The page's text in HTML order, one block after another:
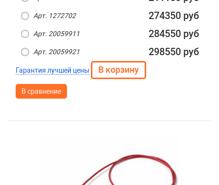
Арт. 1272702 274350 руб
Арт. 20059911 284550 руб
Арт. 20059921 298550 руб
Гарантия лучшей цены
В сравнение